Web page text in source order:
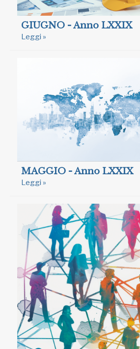
GIUGNO - Anno LXXIX
Leggi »
MAGGIO - Anno LXXIX
Leggi »